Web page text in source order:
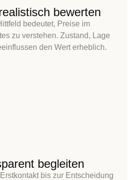
bewerten
bedeutet, Preise im
zu verstehen. Zustand, Lage
den Wert erheblich.
begleiten
bis zur Entscheidung